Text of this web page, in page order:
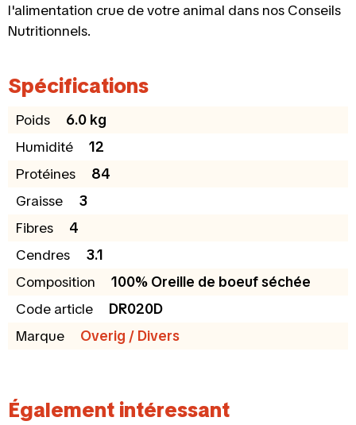
l'alimentation crue de votre animal dans nos Conseils
Nutritionnels.
Spécifications
Poids
6.0 kg
Humidité
12
Protéines
84
Graisse
3
Fibres
4
Cendres
3.1
Composition
100% Oreille de boeuf séchée
Code article
DR020D
Marque
Overig / Divers
Également intéressant